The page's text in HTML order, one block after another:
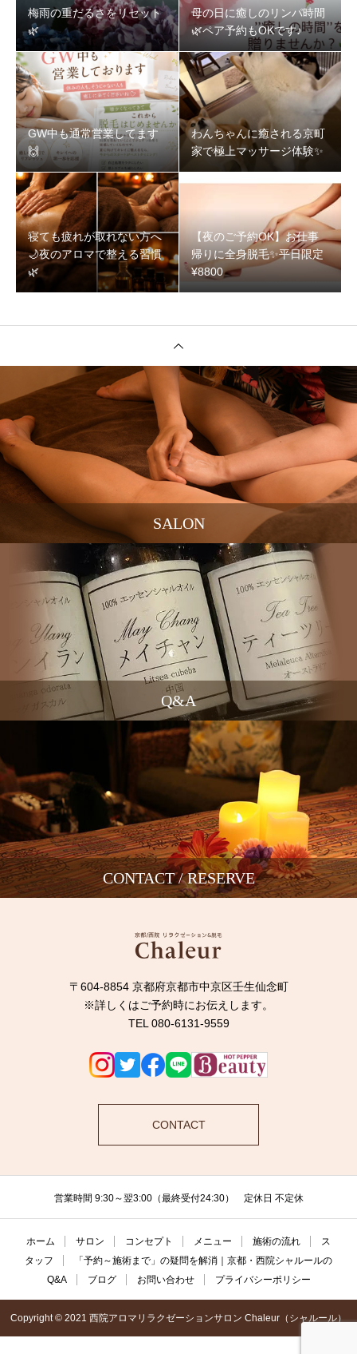
梅雨の重だるさをリセット
🌿‬
母の日に癒しのリンパ時間
🌿‬ペア予約もOKです♪
GW中も通常営業してます
🙌
わんちゃんに癒される京町
家で極上マッサージ体験✨
寝ても疲れが取れない方へ
🌙夜のアロマで整える習慣
🌿‬
【夜のご予約OK】お仕事
帰りに全身脱毛✨️平日限定
¥8800
SALON
Q&A
CONTACT / RESERVE
〒604-8854 京都府京都市中京区壬生仙念町
※詳しくはご予約時にお伝えします。
TEL 080-6131-9559
CONTACT
営業時間 9:30～翌3:00（最終受付24:30） 定休日 不定休
ホーム サロン コンセプト メニュー 施術の流れ
ス
タッフ
「予約～施術まで」の疑問を解消｜京都・西院シャルールの
Q&A
ブログ お問い合わせ プライバシーポリシー
Copyright © 2021 西院アロマリラクゼーションサロン Chaleur（シャルール）